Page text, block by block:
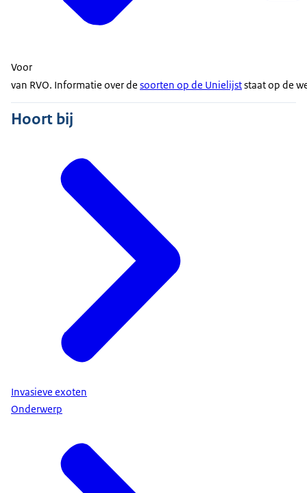
Voor
van RVO. Informatie over de soorten op de Unielijststaat op de
Hoort bij
Invasieve exoten
Onderwerp